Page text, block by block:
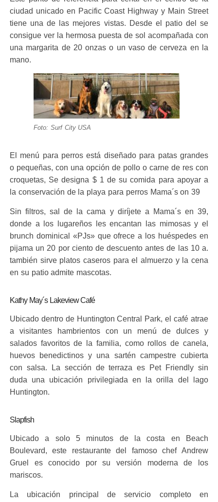
ciudad unicado en Pacific Coast Highway y Main Street
tiene una de las mejores vistas. Desde el patio del se
consigue ver la hermosa puesta de sol acompañada con
una margarita de 20 onzas o un vaso de cerveza en la
mano.
Foto: Surf City USA
El menú para perros está diseñado para patas grandes
o pequeñas, con una opción de pollo o carne de res con
croquetas, Se designa $ 1 de su comida para apoyar a
la conservación de la playa para perros Mama´s on 39
Sin filtros, sal de la cama y diríjete a Mama´s en 39,
donde a los lugareños les encantan las mimosas y el
brunch dominical «PJs» que ofrece a los huéspedes en
pijama un 20 por ciento de descuento antes de las 10 a.
también sirve platos caseros para el almuerzo y la cena
en su patio admite mascotas.
Kathy May´s Lakeview Café
Ubicado dentro de Huntington Central Park, el café atrae
a visitantes hambrientos con un menú de dulces y
salados favoritos de la familia, como rollos de canela,
huevos benedictinos y una sartén campestre cubierta
con salsa. La sección de terraza es Pet Friendly sin
duda una ubicación privilegiada en la orilla del lago
Huntington.
Slapfish
Ubicado a solo 5 minutos de la costa en Beach
Boulevard, este restaurante del famoso chef Andrew
Gruel es conocido por su versión moderna de los
mariscos.
La ubicación principal de servicio completo en